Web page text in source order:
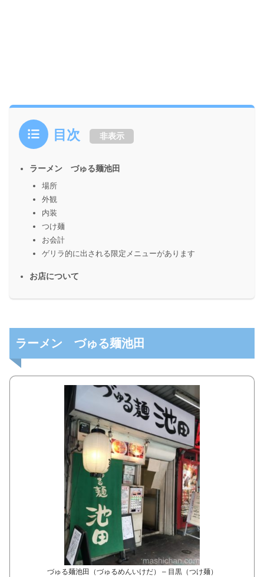
目次 非表示
ラーメン づゅる麺池田
場所
外観
内装
つけ麺
お会計
ゲリラ的に出される限定メニューがあります
お店について
ラーメン づゅる麺池田
づゅる麺池田（づゅるめんいけだ） – 目黒（つけ麺）